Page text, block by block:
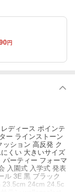
円
ディース ポインテ
ー ラインストーン
ッション 高反発 ク
くい 大きいサイズ
ーティー フォーマ
入園式 入学式 発表
ル 3E 黒 ブラック
23.5cm 24cm 24.5c